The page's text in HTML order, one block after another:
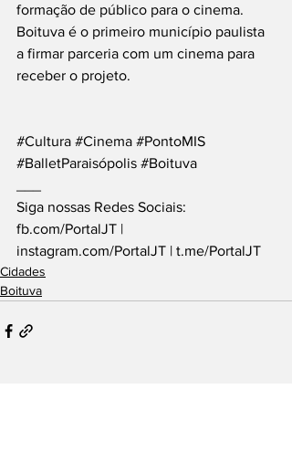
formação de público para o cinema.
Boituva é o primeiro município paulista
a firmar parceria com um cinema para
receber o projeto.
#Cultura #Cinema #PontoMIS
#BalletParaisópolis #Boituva
Siga nossas Redes Sociais:
fb.com/PortalJT |
instagram.com/PortalJT | t.me/PortalJT
Cidades
Boituva